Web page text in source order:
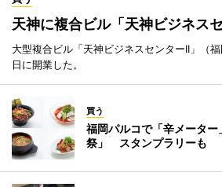
天神に複合ビル「天神ビジネス
大型複合ビル「天神ビジネスセンターII」（
日に開業した。
買う
福岡パルコで「辛メータ
祭」 スタンプラリーも